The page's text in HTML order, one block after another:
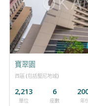
寶翠園
西區 (包括堅尼地城)
2,213
單位
6
座數 年